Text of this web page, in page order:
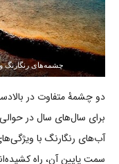
چشمه‌های رنگارنگ
دو چشمۀ متفاوت در
برای سال‌های سال در
آب‌های رنگارنگ با
سمت پایین آن، راه